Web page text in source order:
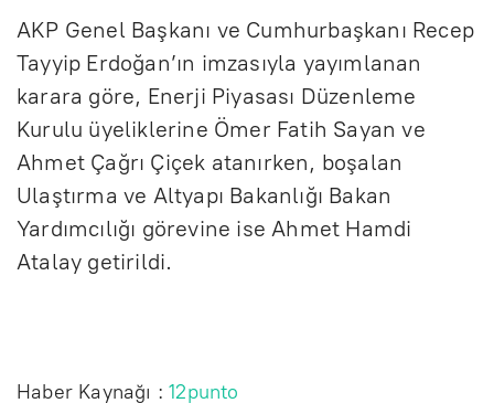
AKP Genel Başkanı ve Cumhurbaşkanı Recep
Tayyip Erdoğan’ın imzasıyla yayımlanan
karara göre, Enerji Piyasası Düzenleme
Kurulu üyeliklerine Ömer Fatih Sayan ve
Ahmet Çağrı Çiçek atanırken, boşalan
Ulaştırma ve Altyapı Bakanlığı Bakan
Yardımcılığı görevine ise Ahmet Hamdi
Atalay getirildi.
Haber Kaynağı :12punto